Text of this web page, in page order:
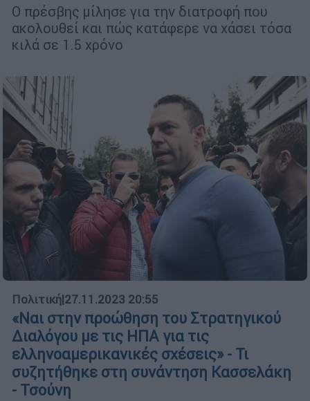
Ο πρέσβης μίλησε για την διατροφή που
ακολουθεί και πώς κατάφερε να χάσει τόσα
κιλά σε 1.5 χρόνο
Πολιτική|27.11.2023 20:55
«Ναι στην προώθηση του Στρατηγικού
Διαλόγου με τις ΗΠΑ για τις
ελληνοαμερικανικές σχέσεις» - Τι
συζητήθηκε στη συνάντηση Κασσελάκη
- Τσούνη